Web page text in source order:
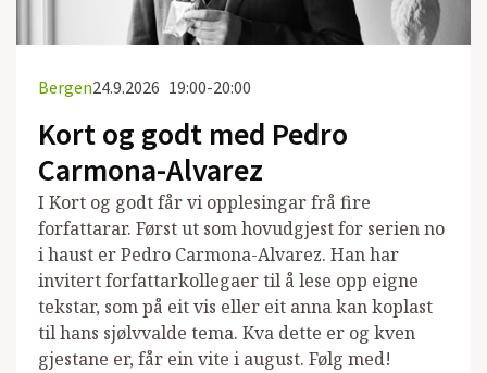
Bergen24.9.2026 19:00-20:00
Kort og godt med Pedro
Carmona-Alvarez
I Kort og godt får vi opplesingar frå fire
forfattarar. Først ut som hovudgjest for serien no
i haust er Pedro Carmona-Alvarez. Han har
invitert forfattarkollegaer til å lese opp eigne
tekstar, som på eit vis eller eit anna kan koplast
til hans sjølvvalde tema. Kva dette er og kven
gjestane er, får ein vite i august. Følg med!